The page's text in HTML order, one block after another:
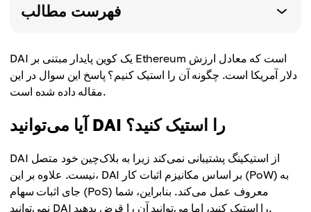
فهرست مطالب
DAI یک کوین پایدار مبتنی بر Ethereum است که معادل ارزش
دلار آمریکا است. چگونه آن را استیک کنیم؟ پاسخ این سوال در این
مقاله داده شده است.
آیا می‌توانید DAI را استیک کنید؟
DAI از استیکینگ پشتیبانی نمی‌کند زیرا به بلاک‌چین خود متصل
نیست. علاوه بر این، DAI بر اساس مکانیزم اثبات کار (PoW) به
جای اثبات سهام (PoS) معروف عمل می‌کند. بنابراین، شما
نمی‌توانید DAI را استیک کنید، اما می‌توانید آن را قرض بدهید.